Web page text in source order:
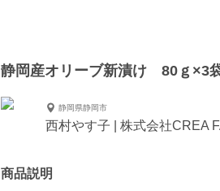
静岡産オリーブ新漬け 80ｇ×3
静岡県静岡市
西村やす子 | 株式会社CREA
商品説明